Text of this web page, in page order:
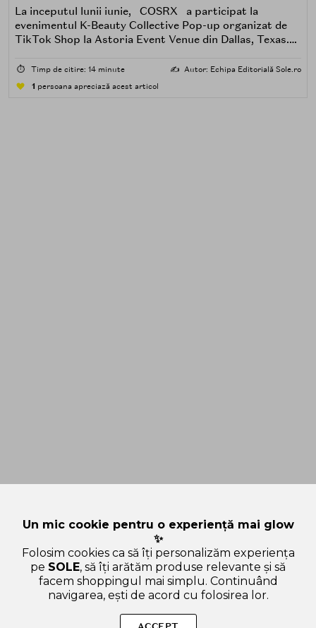
La inceputul lunii iunie, COSRX a participat la
evenimentul K-Beauty Collective Pop-up organizat de
TikTok Shop la Astoria Event Venue din Dallas, Texas.
offline in jurul noii linii Blue Peptide, combinand sesiuni
de testare a produselor, programe de seeding VIP si
⏱️ Timp de citire: 14 minute ✍️ Autor: Echipa Editorială Sole.ro
1 persoana apreciază acest articol
întrebările legate de TIRTIR: Cel mai cautat brand K-Beauty
Un mic cookie pentru o experiență mai glow
✨
Folosim cookies ca să îți personalizăm experiența
pe SOLE, să îți arătăm produse relevante și să
facem shoppingul mai simplu. Continuând
navigarea, ești de acord cu folosirea lor.